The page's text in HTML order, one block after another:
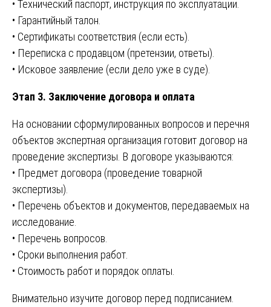
• Технический паспорт, инструкция по эксплуатации.
• Гарантийный талон.
• Сертификаты соответствия (если есть).
• Переписка с продавцом (претензии, ответы).
• Исковое заявление (если дело уже в суде).
Этап 3. Заключение договора и оплата
На основании сформулированных вопросов и перечня
объектов экспертная организация готовит договор на
проведение экспертизы. В договоре указываются:
• Предмет договора (проведение товарной
экспертизы).
• Перечень объектов и документов, передаваемых на
исследование.
• Перечень вопросов.
• Сроки выполнения работ.
• Стоимость работ и порядок оплаты.
Внимательно изучите договор перед подписанием.